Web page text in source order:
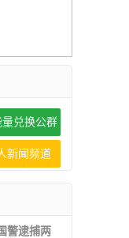
兑换公群
新闻频道
警逮捕两